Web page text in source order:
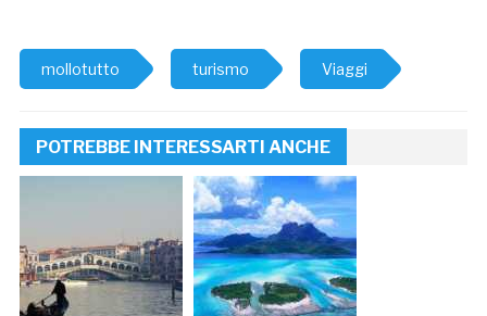
mollotutto turismo Viaggi
POTREBBE INTERESSARTI ANCHE